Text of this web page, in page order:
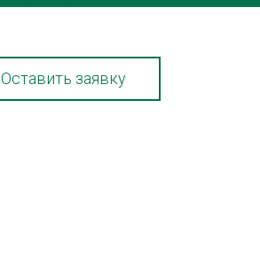
Оставить заявку